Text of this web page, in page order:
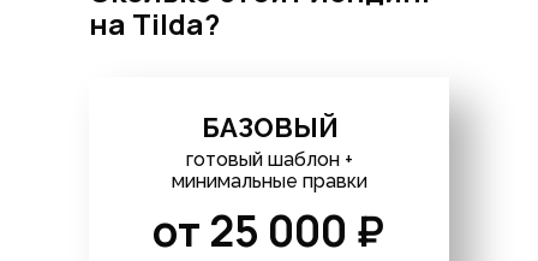
на Tilda?
БАЗОВЫЙ
готовый шаблон +
минимальные правки
от 25 000 ₽